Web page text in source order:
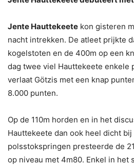
Jente Hauttekeete kon gisteren
nacht intrekken. De atleet prijkte
kogelstoten en de 400m op een
dag twee viel Hauttekeete enkele
verlaat Götzis met een knap
8.000 punten.
Op de 110m horden en in het
Hauttekeete dan ook heel dicht bij
polsstokspringen presteerde de
op niveau met 4m80. Enkel in het